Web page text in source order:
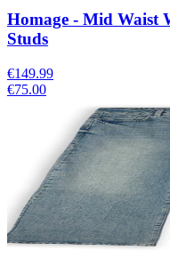
Homage - Mid Waist
Studs
€149.99
€75.00